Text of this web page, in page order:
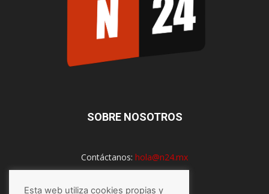
SOBRE NOSOTROS
Contáctanos: hola@n24.mx
Esta web utiliza cookies propias y